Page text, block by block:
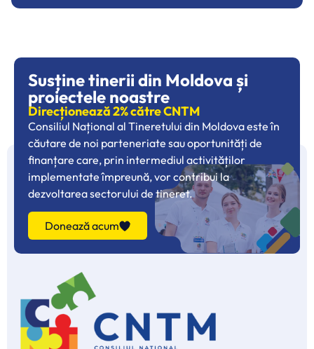
Susține tinerii din Moldova și
proiectele noastre
Direcționează 2% către CNTM
Consiliul Național al Tineretului din Moldova este în
căutare de noi parteneriate sau oportunități de
finanțare care, prin intermediul activităților
implementate împreună, vor contribui la
dezvoltarea sectorului de tineret.
Donează acum